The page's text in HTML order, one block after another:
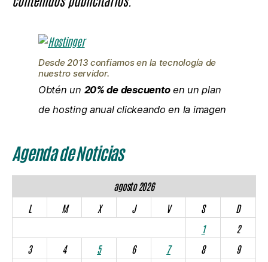
Desde 2013 confiamos en la tecnología de
nuestro servidor.
Obtén un 20% de descuentoen un plan
de hosting anual clickeando en la imagen
Agenda de Noticias
agosto 2026
L
M X J V S
D
1
2
3
4 5 6 7 8
9